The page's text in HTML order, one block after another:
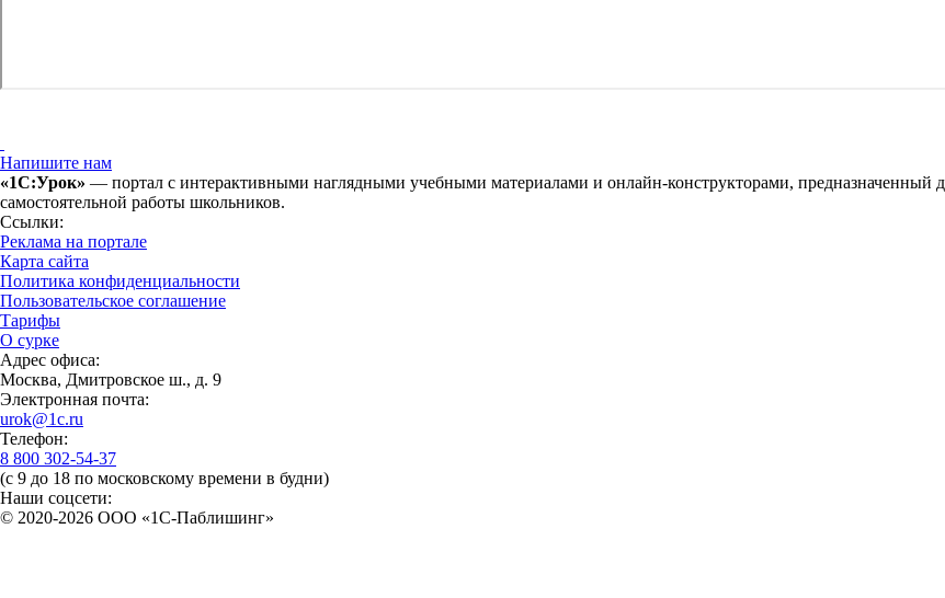
Напишите нам
«1С:Урок» — портал с интерактивными наглядными учебными материалами и онлайн-конструкторами, предназначенный
самостоятельной работы школьников.
Ссылки:
Реклама на портале
Карта сайта
Политика конфиденциальности
Пользовательское соглашение
Тарифы
О сурке
Адрес офиса:
Москва, Дмитровское ш., д. 9
Электронная почта:
urok@1c.ru
Телефон:
8 800 302-54-37
(с 9 до 18 по московскому времени в будни)
Наши соцсети:
© 2020-2026 OOO «1С-Паблишинг»